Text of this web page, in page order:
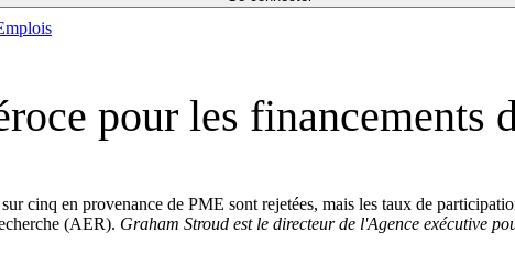
pour les financements
cinq en provenance de PME sont rejetées, mais les taux de
(AER). Graham Stroud est le directeur de l'Agence exécutive